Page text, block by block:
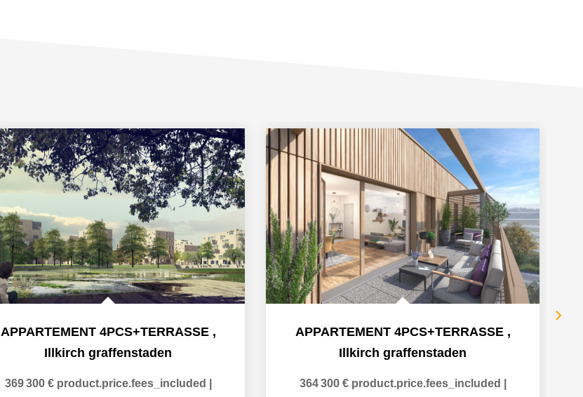
APPARTEMENT 4PCS+TERRASSE ,
Illkirch graffenstaden
369 300 € product.price.fees_included
APPARTEMENT 4PCS+TERRASSE ,
Illkirch graffenstaden
364 300 € product.price.fees_included